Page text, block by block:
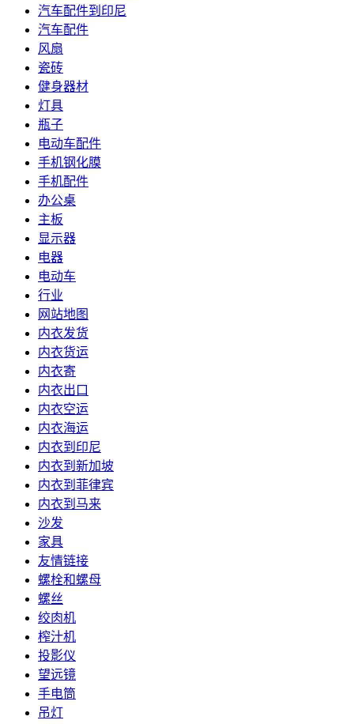
汽车配件到印尼
汽车配件
风扇
瓷砖
健身器材
灯具
瓶子
电动车配件
手机钢化膜
手机配件
办公桌
主板
显示器
电器
电动车
行业
网站地图
内衣发货
内衣货运
内衣寄
内衣出口
内衣空运
内衣海运
内衣到印尼
内衣到新加坡
内衣到菲律宾
内衣到马来
沙发
家具
友情链接
螺栓和螺母
螺丝
绞肉机
榨汁机
投影仪
望远镜
手电筒
吊灯